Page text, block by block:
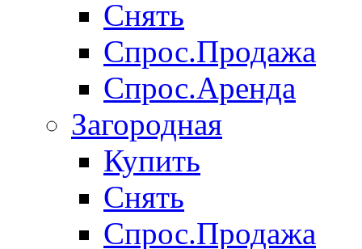
Снять
Спрос.Продажа
Спрос.Аренда
Загородная
Купить
Снять
Спрос.Продажа